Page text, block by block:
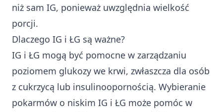
niż sam IG, ponieważ uwzględnia wielkość
porcji.
Dlaczego IG i ŁG są ważne?
IG i ŁG mogą być pomocne w zarządzaniu
poziomem glukozy we krwi, zwłaszcza dla osób
z cukrzycą lub insulinoopornością. Wybieranie
pokarmów o niskim IG i ŁG może pomóc w